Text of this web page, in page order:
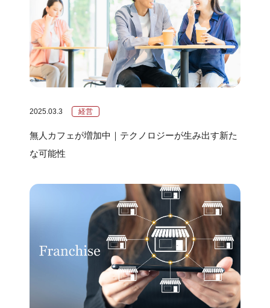
2025.03.3 経営
無人カフェが増加中｜テクノロジーが生み出す新た
な可能性